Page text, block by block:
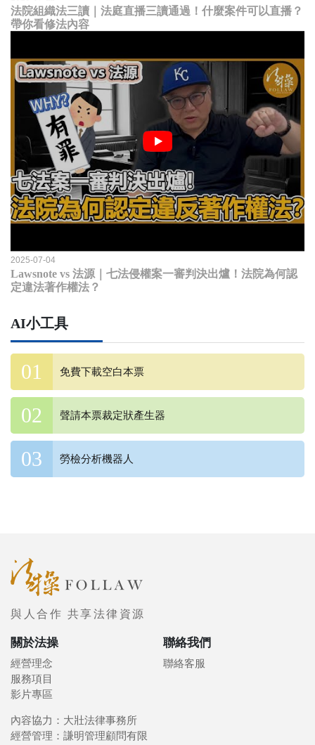
法院組織法三讀｜法庭直播三讀通過！什麼案件可以直播？
帶你看修法內容
2025-07-04
Lawsnote vs 法源｜七法侵權案一審判決出爐！法院為何認
定違法著作權法？
AI小工具
免費下載空白本票
聲請本票裁定狀產生器
勞檢分析機器人
與人合作 共享法律資源
關於法操
經營理念
服務項目
影片專區
聯絡我們
聯絡客服
內容協力：大壯法律事務所
經營管理：謙明管理顧問有限